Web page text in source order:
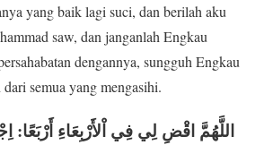
yang baik lagi suci, dan berilah aku
saw, dan janganlah Engkau
dengannya, sungguh Engkau
semua yang mengasihi.
اللَّهُمَّ اقْضِ لِي فِي اْلأَرْبِعَاءِ